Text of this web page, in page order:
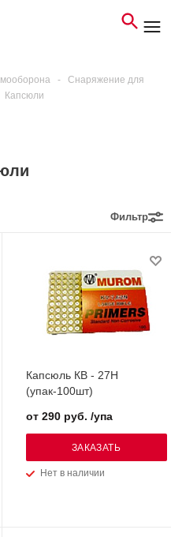
-
Снаряжение для
Капсюли
Фильтр
Капсюль КВ - 27Н
(упак-100шт)
Нет в наличии
от 290 руб. /упа
ЗАКАЗАТЬ